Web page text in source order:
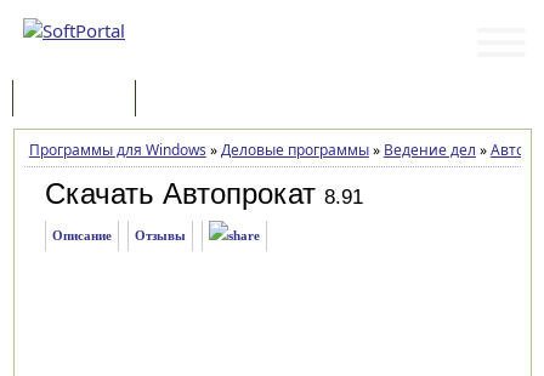
Программы для Windows »Деловые программы» Ведение дел »
Скачать Автопрокат 8.91
Описание Отзывы